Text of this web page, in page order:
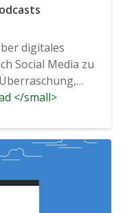
digitales
Social Media zu
</small>